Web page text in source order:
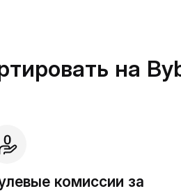
на
комиссии за